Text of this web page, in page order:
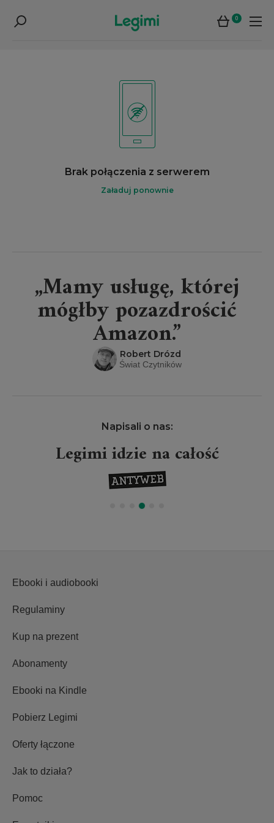
0
Brak połączenia z serwerem
Załaduj ponownie
„Mamy usługę, której
mógłby pozazdrościć
Amazon.”
Robert Drózd
Świat Czytników
Napisali o nas:
Legimi idzie na całość
Ebooki i audiobooki
Regulaminy
Kup na prezent
Abonamenty
Ebooki na Kindle
Pobierz Legimi
Oferty łączone
Jak to działa?
Pomoc